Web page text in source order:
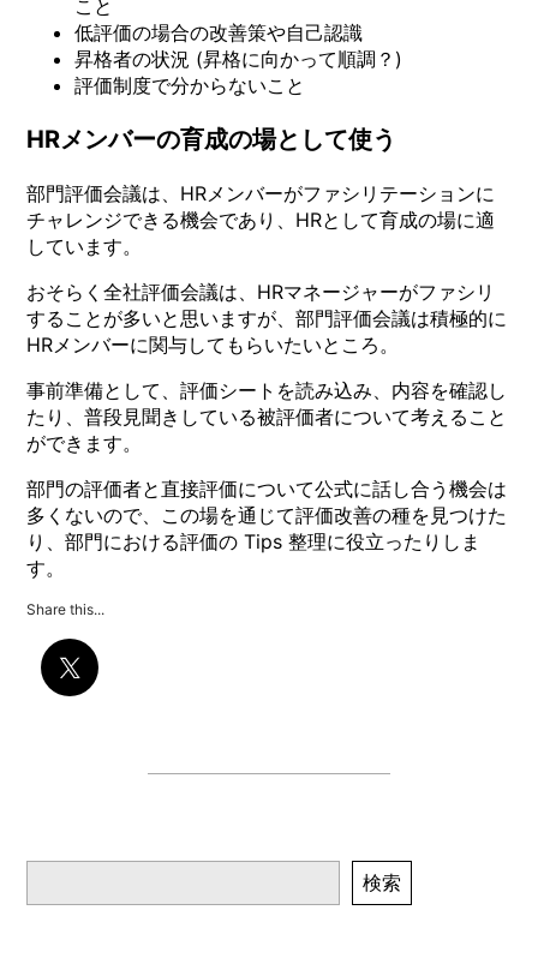
こと
低評価の場合の改善策や自己認識
昇格者の状況 (昇格に向かって順調？)
評価制度で分からないこと
HRメンバーの育成の場として使う
部門評価会議は、HRメンバーがファシリテーションに
チャレンジできる機会であり、HRとして育成の場に適
しています。
おそらく全社評価会議は、HRマネージャーがファシリ
することが多いと思いますが、部門評価会議は積極的に
HRメンバーに関与してもらいたいところ。
事前準備として、評価シートを読み込み、内容を確認し
たり、普段見聞きしている被評価者について考えること
ができます。
部門の評価者と直接評価について公式に話し合う機会は
多くないので、この場を通じて評価改善の種を見つけた
り、部門における評価の Tips 整理に役立ったりしま
す。
Share this...
検索
検索